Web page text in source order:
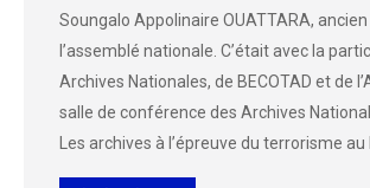
Soungalo Appolinaire OUATTARA,
l’assemblé nationale. C’était avec la
Archives Nationales, de BECOTAD et de
salle de conférence des Archives
Les archives à l’épreuve du terrorisme au